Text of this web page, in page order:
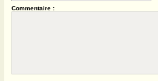
Commentaire :